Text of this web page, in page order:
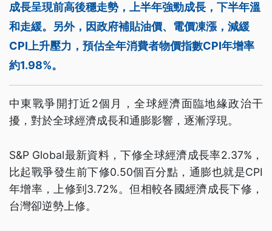
成長呈現前高後穩走勢，上半年強勁成長，下半年溫
和走緩。另外，因政府補貼油價、電價凍漲，減緩
CPI上升壓力，預估全年消費者物價指數CPI年增率
約1.98%。
中東戰爭開打近2個月，全球經濟面臨地緣政治干
擾，對於全球經濟成長和通膨影響，逐漸浮現。
S&P Global最新資料，下修全球經濟成長率2.37%，
比起戰爭發生前下修0.50個百分點，通膨也就是CPI
年增率，上修到3.72%。但相較各國經濟成長下修，
台灣卻逆勢上修。